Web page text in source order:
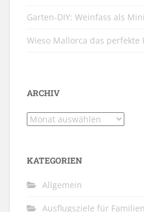
Garten-DIY: Weinfass als
Wieso Mallorca das
ARCHIV
Archiv
KATEGORIEN
Allgemein
Ausflugsziele für Familien